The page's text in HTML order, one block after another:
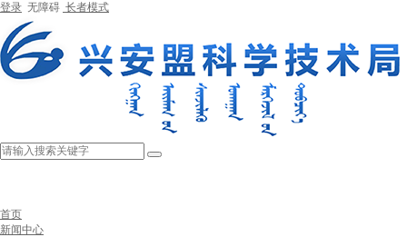
登录 无障碍 长者模式
首页
新闻中心